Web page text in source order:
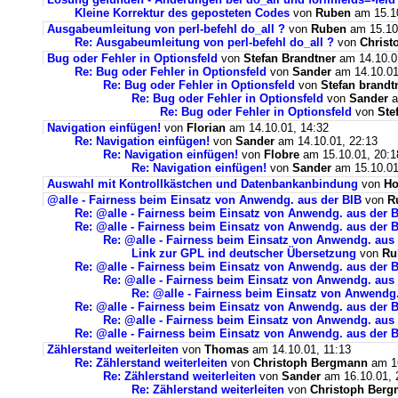
Kleine Korrektur des geposteten Codes von Ruben am
Ausgabeumleitung von perl-befehl do_all ? von Ruben am
Re: Ausgabeumleitung von perl-befehl do_all ? von
Bug oder Fehler in Optionsfeld von Stefan Brandtner am
Re: Bug oder Fehler in Optionsfeld von Sander am
Re: Bug oder Fehler in Optionsfeld von Stefan
Re: Bug oder Fehler in Optionsfeld von Sander
Re: Bug oder Fehler in Optionsfeld von
Navigation einfügen! von Florian am 14.10.01, 14:32
Re: Navigation einfügen! von Sander am 14.10.01, 22:13
Re: Navigation einfügen! von Flobre am 15.10.01,
Re: Navigation einfügen! von Sander am
Auswahl mit Kontrollkästchen und Datenbankanbindung von
@alle - Fairness beim Einsatz von Anwendg. aus der BIB von
Re: @alle - Fairness beim Einsatz von Anwendg. aus der
Re: @alle - Fairness beim Einsatz von Anwendg. aus der
Re: @alle - Fairness beim Einsatz von Anwendg. aus
Link zur GPL ind deutscher Übersetzung von
Re: @alle - Fairness beim Einsatz von Anwendg. aus der
Re: @alle - Fairness beim Einsatz von Anwendg. aus
Re: @alle - Fairness beim Einsatz von
Re: @alle - Fairness beim Einsatz von Anwendg. aus der
Re: @alle - Fairness beim Einsatz von Anwendg. aus
Re: @alle - Fairness beim Einsatz von Anwendg. aus der
Zählerstand weiterleiten von Thomas am 14.10.01, 11:13
Re: Zählerstand weiterleiten von Christoph Bergmann am
Re: Zählerstand weiterleiten von Sander am 16.10.01,
Re: Zählerstand weiterleiten von Christoph